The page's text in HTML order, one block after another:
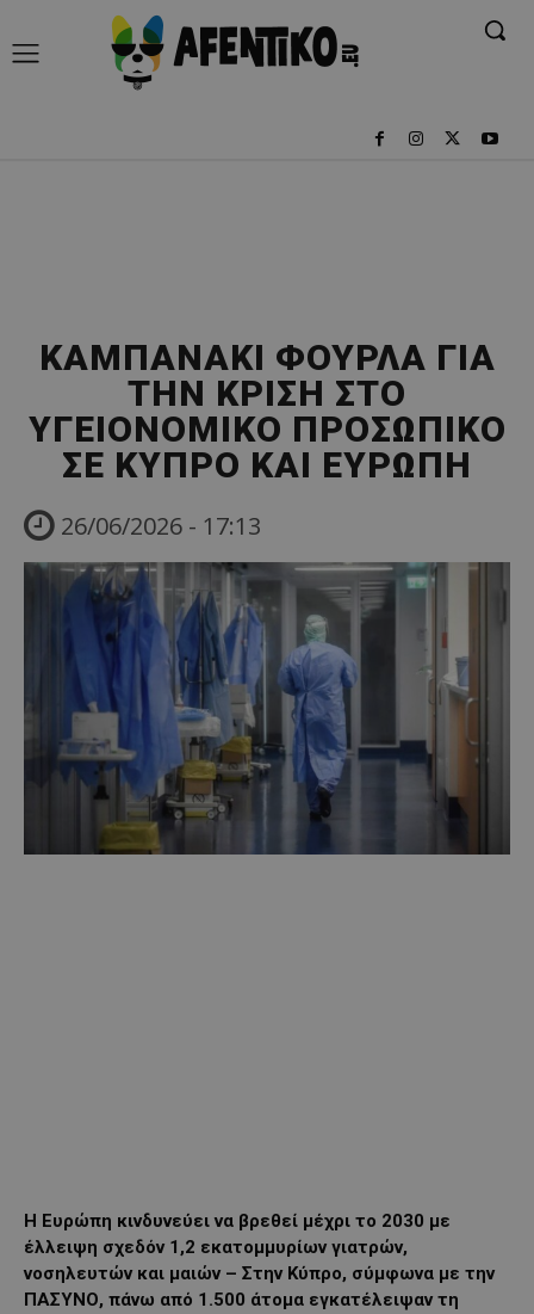
ΚΑΜΠΑΝΑΚΙ ΦΟΥΡΛΑ ΓΙΑ
ΤΗΝ ΚΡΙΣΗ ΣΤΟ
ΥΓΕΙΟΝΟΜΙΚΟ ΠΡΟΣΩΠΙΚΟ
ΣΕ ΚΥΠΡΟ ΚΑΙ ΕΥΡΩΠΗ
26/06/2026 - 17:13
Η Ευρώπη κινδυνεύει να βρεθεί μέχρι το 2030 με
έλλειψη σχεδόν 1,2 εκατομμυρίων γιατρών,
νοσηλευτών και μαιών – Στην Κύπρο, σύμφωνα με την
ΠΑΣΥΝΟ, πάνω από 1.500 άτομα εγκατέλειψαν τη